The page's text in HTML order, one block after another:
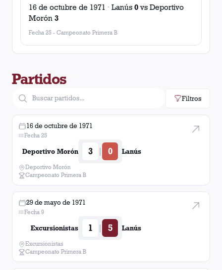
16 de octubre de 1971 · Lanús 0vs Deportivo
Morón 3
Fecha 25 - Campeonato Primera B
Partidos
Filtros
16 de octubre de 1971
Fecha 25
Deportivo Morón 3 | 0 Lanús
Deportivo Morón
Campeonato Primera B
29 de mayo de 1971
Fecha 9
Excursionistas 1 | 5 Lanús
Excursionistas
Campeonato Primera B